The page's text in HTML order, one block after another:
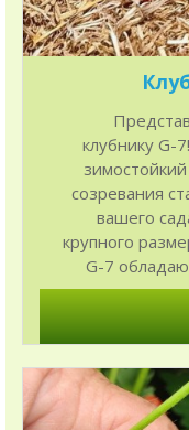
клубнику G-
созревания
вашего
крупного
G-7